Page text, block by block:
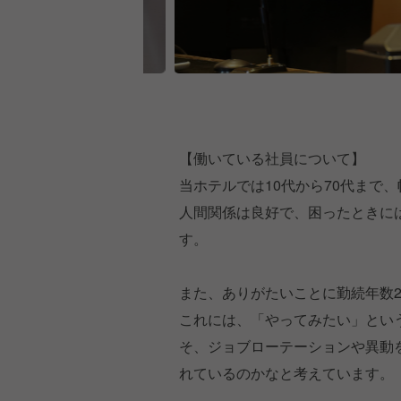
【働いている社員について】
当ホテルでは10代から70代まで
人間関係は良好で、困ったとき
す。
また、ありがたいことに勤続年
これには、「やってみたい」と
そ、ジョブローテーションや異
れているのかなと考えています。